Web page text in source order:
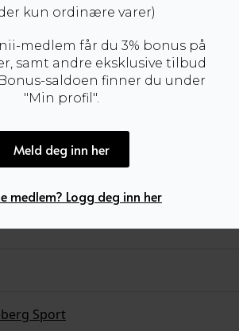
Sport
kun ordinære varer)
medlem får du 3% bonus på
samt andre eksklusive tilbud
saldoen finner du under
"Min profil".
Meld deg inn her
medlem? Logg deg inn her